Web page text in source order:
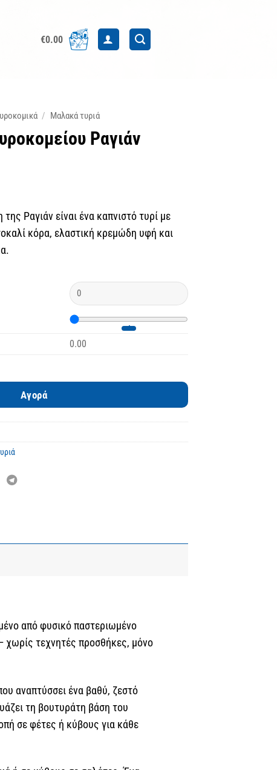
€0.00
/ Μαλακά τυριά
Ραγιάν
Ραγιάν είναι ένα καπνιστό τυρί με
κόρα, ελαστική κρεμώδη υφή και
0.00
ποσότητα
Αγορά
από φυσικό παστεριωμένο
χωρίς τεχνητές προσθήκες, μόνο
αναπτύσσει ένα βαθύ, ζεστό
τη βουτυράτη βάση του
σε φέτες ή κύβους για κάθε